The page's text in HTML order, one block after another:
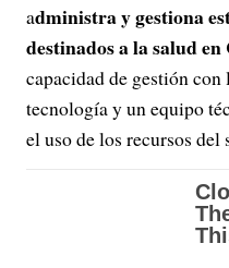
administra y gestiona
destinados a la salud
capacidad de gestión
tecnología y un equipo
el uso de los recursos del